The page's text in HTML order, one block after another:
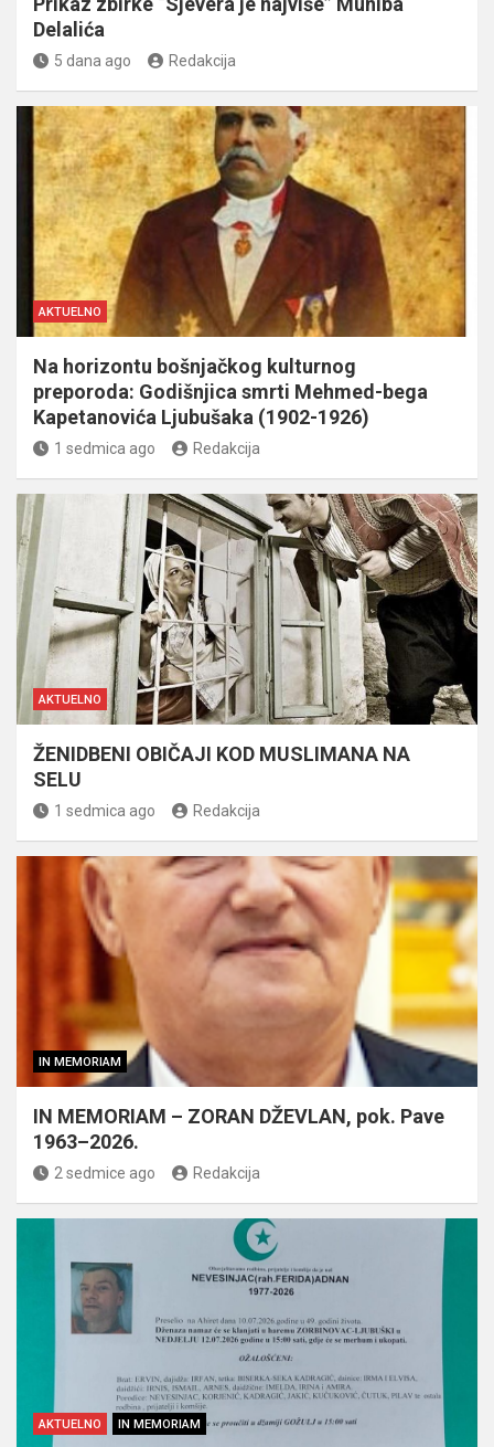
Delalića
5 dana ago Redakcija
AKTUELNO
Na horizontu bošnjačkog kulturnog
preporoda: Godišnjica smrti Mehmed-bega
Kapetanovića Ljubušaka (1902-1926)
1 sedmica ago Redakcija
AKTUELNO
ŽENIDBENI OBIČAJI KOD MUSLIMANA NA
SELU
1 sedmica ago Redakcija
IN MEMORIAM
IN MEMORIAM – ZORAN DŽEVLAN, pok. Pave
1963–2026.
2 sedmice ago Redakcija
AKTUELNO IN MEMORIAM